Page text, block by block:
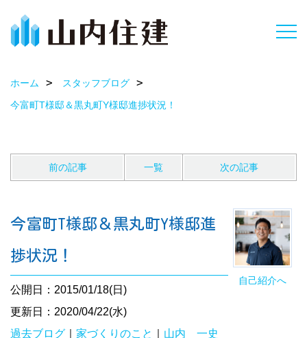
ホーム
スタッフブログ
今富町T様邸＆黒丸町Y様邸進捗状況！
前の記事 一覧 次の記事
自己紹介へ
今富町T様邸＆黒丸町Y様邸進
捗状況！
公開日：2015/01/18(日)
更新日：2020/04/22(水)
過去ブログ
家づくりのこと 山内 一史